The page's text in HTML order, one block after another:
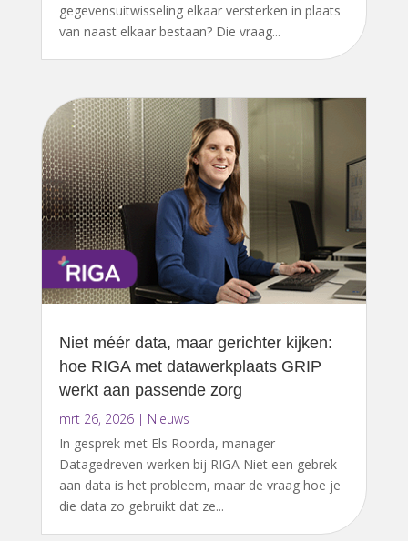
gegevensuitwisseling elkaar versterken in plaats
van naast elkaar bestaan? Die vraag...
Niet méér data, maar gerichter kijken:
hoe RIGA met datawerkplaats GRIP
werkt aan passende zorg
mrt 26, 2026| Nieuws
In gesprek met Els Roorda, manager
Datagedreven werken bij RIGA Niet een gebrek
aan data is het probleem, maar de vraag hoe je
die data zo gebruikt dat ze...